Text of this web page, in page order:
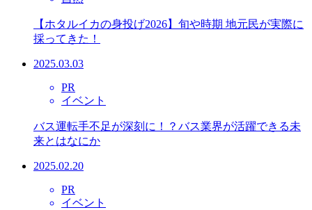
【ホタルイカの身投げ2026】旬や時期 地元民が実際に
採ってきた！
2025.03.03
PR
イベント
バス運転手不足が深刻に！？バス業界が活躍できる未
来とはなにか
2025.02.20
PR
イベント